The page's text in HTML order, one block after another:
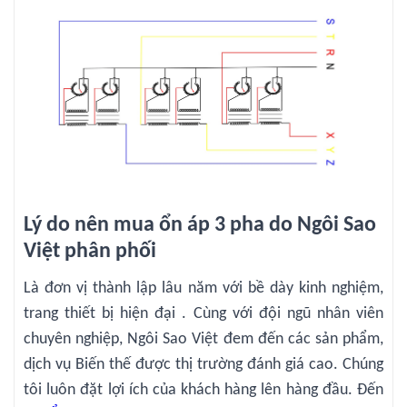
Lý do nên mua ổn áp 3 pha do Ngôi Sao
Việt phân phối
Là đơn vị thành lập lâu năm với bề dày kinh nghiệm,
trang thiết bị hiện đại . Cùng với đội ngũ nhân viên
chuyên nghiệp, Ngôi Sao Việt đem đến các sản phẩm,
dịch vụ Biến thế được thị trường đánh giá cao. Chúng
tôi luôn đặt lợi ích của khách hàng lên hàng đầu. Đến